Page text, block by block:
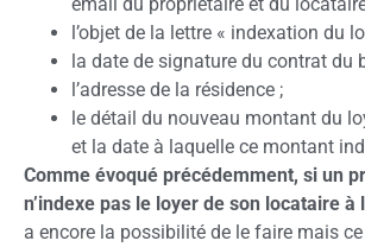
l’objet de la lettre « indexation du
la date de signature du contrat du
l’adresse de la résidence ;
le détail du nouveau montant du
et la date à laquelle ce montant
Comme évoqué précédemment, si un
n’indexe pas le loyer de son locataire à
a encore la possibilité de le faire mais ce